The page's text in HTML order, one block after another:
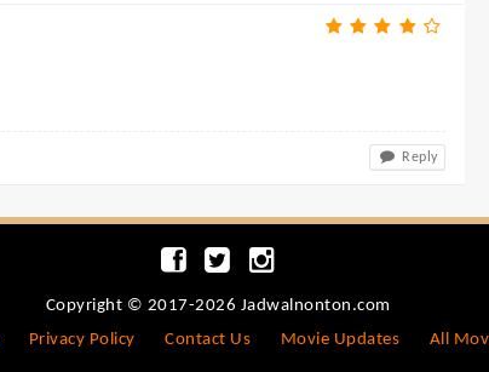
Reply
Copyright © 2017-2026 Jadwalnonton.com
Privacy Policy Contact Us Movie Updates All